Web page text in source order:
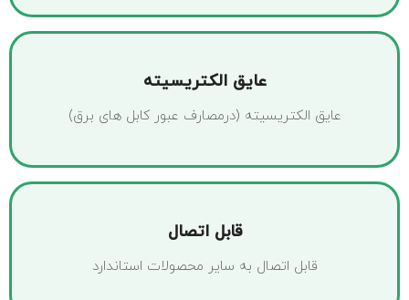
عایق الکتریسیته
عایق الکتریسیته (درمصارف عبور کابل های برق)
قابل اتصال
قابل اتصال به سایر محصولات استاندارد